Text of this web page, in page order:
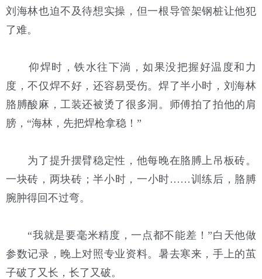
刘海林也迫不及待想实操，但一根导管架钢桩让他犯
了难。
仰焊时，铁水往下淌，如果没把握好温度和力
度，不仅焊不好，还容易受伤。焊了半小时，刘海林
胳膊酸麻，工装还被烫了很多洞。师傅拍了拍他的肩
膀，“海林，先把焊枪拿稳！”
为了提升摆臂稳定性，他每晚在胳膊上吊板砖。
一块砖，两块砖；半小时，一小时……训练后，胳膊
腕肿得回不过弯。
“我就是要毫米精度，一点都不能差！”白天他做
参数记录，晚上对照专业资料。暑去寒来，手上的茧
子破了又长，长了又破。